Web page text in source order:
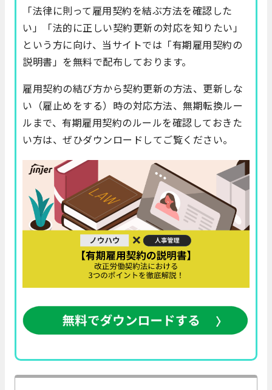
「法律に則って雇用契約を結ぶ方法を確認した
い」「法的に正しい契約更新の対応を知りたい」
という方に向け、当サイトでは「有期雇用契約の
説明書」を無料で配布しております。
雇用契約の結び方から契約更新の方法、更新しな
い（雇止めをする）時の対応方法、無期転換ルー
ルまで、有期雇用契約のルールを確認しておきた
い方は、ぜひダウンロードしてご覧ください。